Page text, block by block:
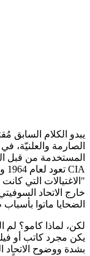
يبدو الكلام السابق
الصارمة والعلنيّة،
خارج الاتحاد
الضحايا ماتوا
لكن، لماذا كامو؟
يكن مجرد كاتب أو